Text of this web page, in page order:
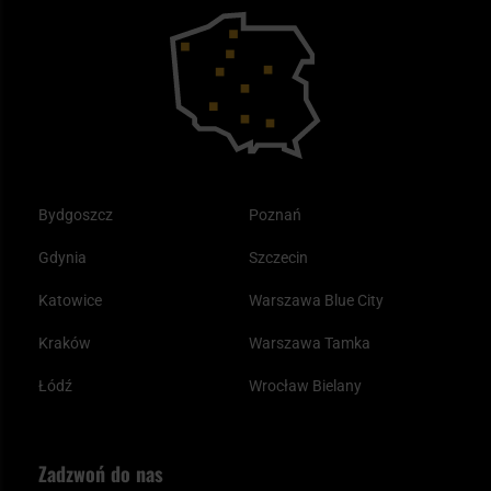
Bydgoszcz
Gdynia
Katowice
Kraków
Łódź
Poznań
Szczecin
Warszawa Blue City
Warszawa Tamka
Wrocław Bielany
Plecak ewakuacyjny preppersa
Zadzwoń do nas